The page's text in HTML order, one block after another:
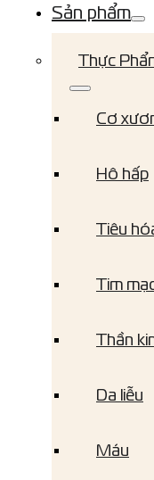
Sản phẩm
Thực
Cơ
Hô hấp
Tiêu
Tim
Thần
Da liễu
Máu